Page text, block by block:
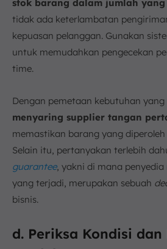
stok barang dalam jumlah yang
tidak ada keterlambatan
kepuasan pelanggan. Gunakan
untuk memudahkan pengecekan
time.
Dengan pemetaan kebutuhan
menyaring supplier tangan
memastikan barang yang
Selain itu, pertanyakan terlebih
guarantee, yakni di mana
yang terjadi, merupakan sebuah
bisnis.
d. Periksa Kondisi